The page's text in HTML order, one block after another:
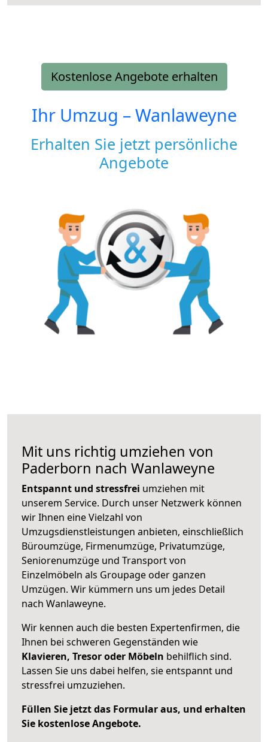
Kostenlose Angebote erhalten
Ihr Umzug –Wanlaweyne
Erhalten Sie jetzt persönliche
Angebote
Mit uns richtig umziehen von
Paderborn nach Wanlaweyne
Entspannt und stressfrei umziehen mit
unserem Service. Durch unser Netzwerk können
wir Ihnen eine Vielzahl von
Umzugsdienstleistungen anbieten, einschließlich
Büroumzüge, Firmenumzüge, Privatumzüge,
Seniorenumzüge und Transport von
Einzelmöbeln als Groupage oder ganzen
Umzügen. Wir kümmern uns um jedes Detail
nach Wanlaweyne.
Wir kennen auch die besten Expertenfirmen, die
Ihnen bei schweren Gegenständen wie
Klavieren, Tresor oder Möbeln behilflich sind.
Lassen Sie uns dabei helfen, sie entspannt und
stressfrei umzuziehen.
Füllen Sie jetzt das Formular aus, und erhalten
Sie kostenlose Angebote.